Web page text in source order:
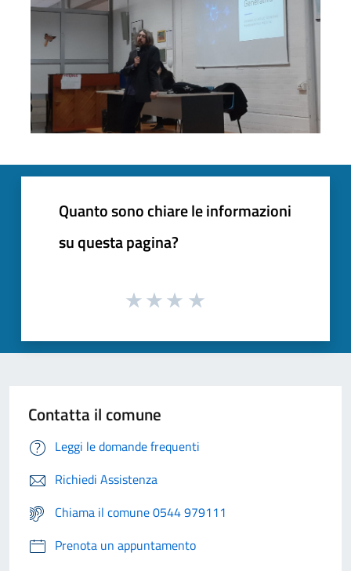
Quanto sono chiare le informazioni
su questa pagina?
Contatta il comune
Leggi le domande frequenti
Richiedi Assistenza
Chiama il comune 0544 979111
Prenota un appuntamento